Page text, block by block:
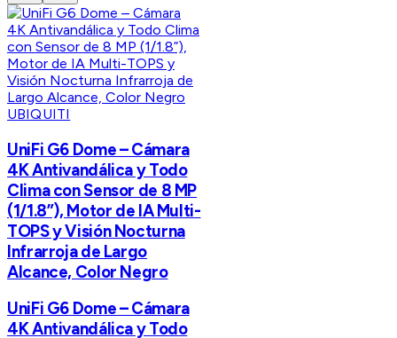
UBIQUITI
UniFi G6 Dome – Cámara
4K Antivandálica y Todo
Clima con Sensor de 8 MP
(1/1.8”), Motor de IA Multi-
TOPS y Visión Nocturna
Infrarroja de Largo
Alcance, Color Negro
UniFi G6 Dome – Cámara
4K Antivandálica y Todo